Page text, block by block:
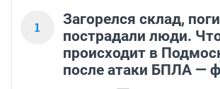
1
Загорелся склад,
пострадали люди.
происходит в
после атаки БПЛА —